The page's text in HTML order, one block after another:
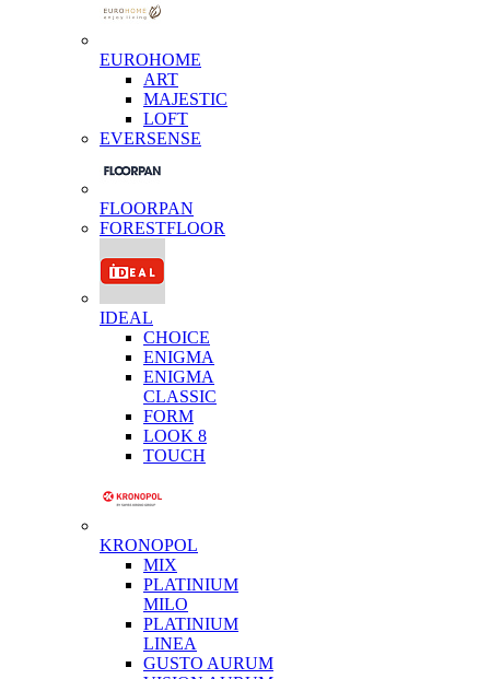
EUROHOME
ART
MAJESTIC
LOFT
EVERSENSE
FLOORPAN
FORESTFLOOR
IDEAL
CHOICE
ENIGMA
ENIGMA
CLASSIC
FORM
LOOK 8
TOUCH
KRONOPOL
MIX
PLATINIUM
MILO
PLATINIUM
LINEA
GUSTO AURUM